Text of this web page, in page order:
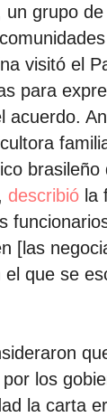
un grupo de
visitó el
para
acuerdo.
brasileño
describió la
[las
que se
los
la carta